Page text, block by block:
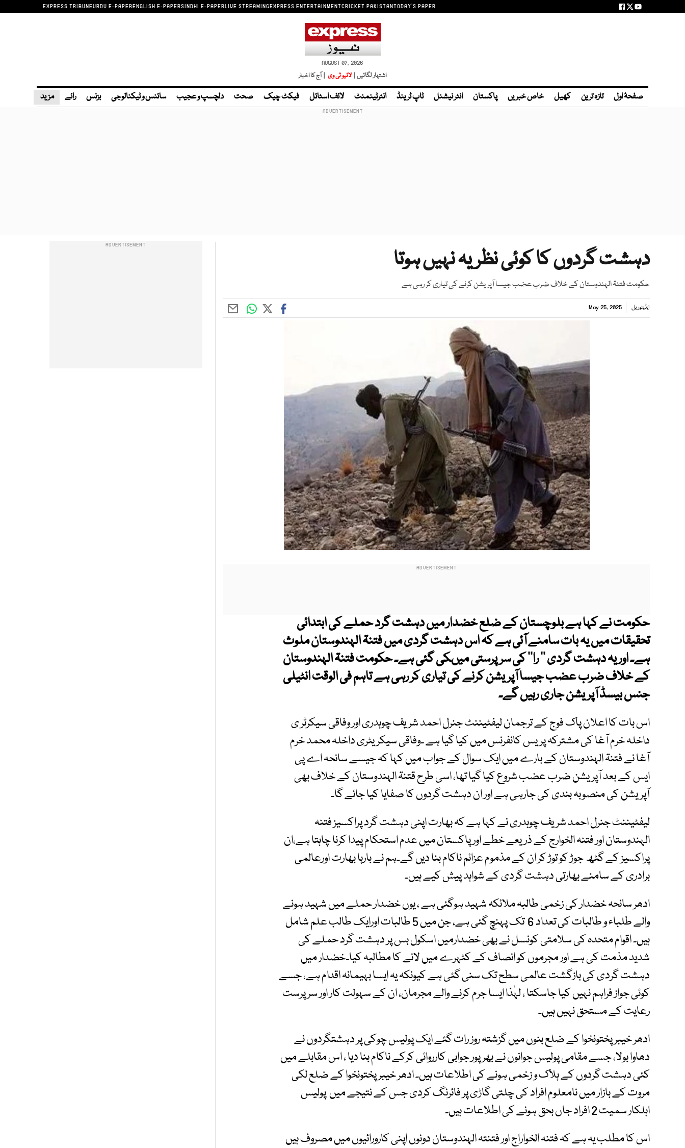
EXPRESS TRIBUNEURDU E-PAPERENGLISH E-PAPERSINDHI E-PAPERLIVE STREAMINGEXPRESS ENTERTAINMENTCRICKET PAKISTANTODAY'S PAPER
AUGUST 07, 2026
اشتہار لگائیں | لائیو ٹی وی | آج کا اخبار
صفحۂ اول تازہ ترین کھیل خاص خبریں پاکستان انٹر نیشنل ٹاپ ٹرینڈ انٹرٹینمنٹ لائف اسٹائل فیکٹ چیک صحت دلچسپ و عجیب سائنس و ٹیکنالوجی بزنس رائے مزید
دہشت گردوں کا کوئی نظریہ نہیں ہوتا
حکومت فتنۃ الہندوستان کے خلاف ضرب عضب جیسا آپریشن کرنے کی تیاری کر رہی ہے
ایڈیٹوریل May 25, 2025
حکومت نے کہا ہے بلوچستان کے ضلع خضدار میں دہشت گرد حملے کی ابتدائی
تحقیقات میں یہ بات سامنے آئی ہے کہ اس دہشت گردی میں فتنۃ الہندوستان ملوث
ہے۔ اور یہ دہشت گردی ’’ را‘‘ کی سرپرستی میںکی گئی ہے۔ حکومت فتنۃ الہندوستان
کے خلاف ضرب عضب جیسا آپریشن کرنے کی تیاری کر رہی ہے تاہم فی الوقت انٹیلی
جنس بیسڈ آپریشن جاری رہیں گے۔
اس بات کا اعلان پاک فوج کے ترجمان لیفٹیننٹ جنرل احمد شریف چوہدری اور وفاقی سیکرٹر ی
داخلہ خرم آغا کی مشترکہ پریس کانفرنس میں کیا گیا ہے ۔وفاقی سیکریٹری داخلہ محمد خرم
آغا نے فتنۃ الہندوستان کے بارے میں ایک سوال کے جواب میں کہا کہ جیسے سانحہ اے پی
ایس کے بعد آپریشن ضرب عضب شروع کیا گیا تھا، اسی طرح قتنۃ الہندوستان کے خلاف بھی
آپریشن کی منصوبہ بندی کی جارہی ہے اور ان دہشت گردوں کا صفایا کیا جائے گا۔
لیفٹیننٹ جنرل احمد شریف چوہدری نے کہا ہے کہ بھارت اپنی دہشت گرد پراکسیز فتنہ
الہندوستان اور فتنہ الخوارج کے ذریعے خطے اور پاکستان میں عدم استحکام پیدا کرنا چاہتا ہے،ان
پراکسیز کے گٹھ جوڑ کو توڑ کر ان کے مذموم عزائم ناکام بنا دیں گے۔ہم نے بارہا بھارت اورعالمی
برادری کے سامنے بھارتی دہشت گردی کے شواہد پیش کیے ہیں۔
ادھر سانحہ خضدار کی زخمی طالبہ ملائکہ شہید ہوگئی ہے ، یوں خضدار حملے میں شہید ہونے
والے طلباء و طالبات کی تعداد 6 تک پہنچ گئی ہے، جن میں 5 طالبات اورایک طالب علم شامل
ہیں۔ اقوام متحدہ کی سلامتی کونسل نے بھی خضدارمیں اسکول بس پر دہشت گرد حملے کی
شدید مذمت کی ہے اور مجرموں کو انصاف کے کٹہرے میں لانے کا مطالبہ کیا۔خضدار میں
دہشت گردی کی بازگشت عالمی سطح تک سنی گئی ہے کیونکہ یہ ایسا بہیمانہ اقدام ہے، جسے
کوئی جواز فراہم نہیں کیا جاسکتا ، لہٰذا ایسا جرم کرنے والے مجرمان، ان کے سہولت کار اور سرپرست
رعایت کے مستحق نہیں ہیں۔
ادھر خیبرپختونخوا کے ضلع بنوں میں گزشتہ روز رات گئے ایک پولیس چوکی پر دہشتگردوں نے
دھاوا بولا، جسے مقامی پولیس جوانوں نے بھرپور جوابی کارروائی کرکے ناکام بنا دیا ، اس مقابلے میں
کئی دہشت گردوں کے ہلاک و زخمی ہونے کی اطلاعات ہیں۔ ادھر خیبر پختونخوا کے ضلع لکی
مروت کے بازار میں نامعلوم افراد کی چلتی گاڑی پر فائرنگ کردی جس کے نتیجے میں پولیس
اہلکار سمیت 2 افراد جاں بحق ہونے کی اطلاعات ہیں۔
اس کا مطلب یہ ہے کہ فتنہ الخواراج اور فتنتہ الہندوستان دونوں اپنی کارورائیوں میں مصروف ہیں